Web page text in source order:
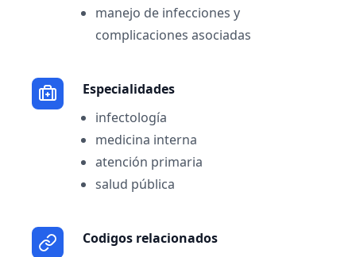
manejo de infecciones y
complicaciones asociadas
Especialidades
infectología
medicina interna
atención primaria
salud pública
Codigos relacionados